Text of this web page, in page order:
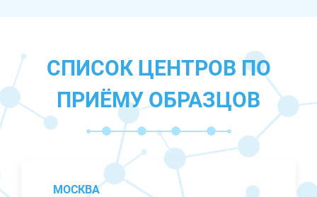
СПИСОК ЦЕНТРОВ ПО
ПРИЁМУ ОБРАЗЦОВ
МОСКВА